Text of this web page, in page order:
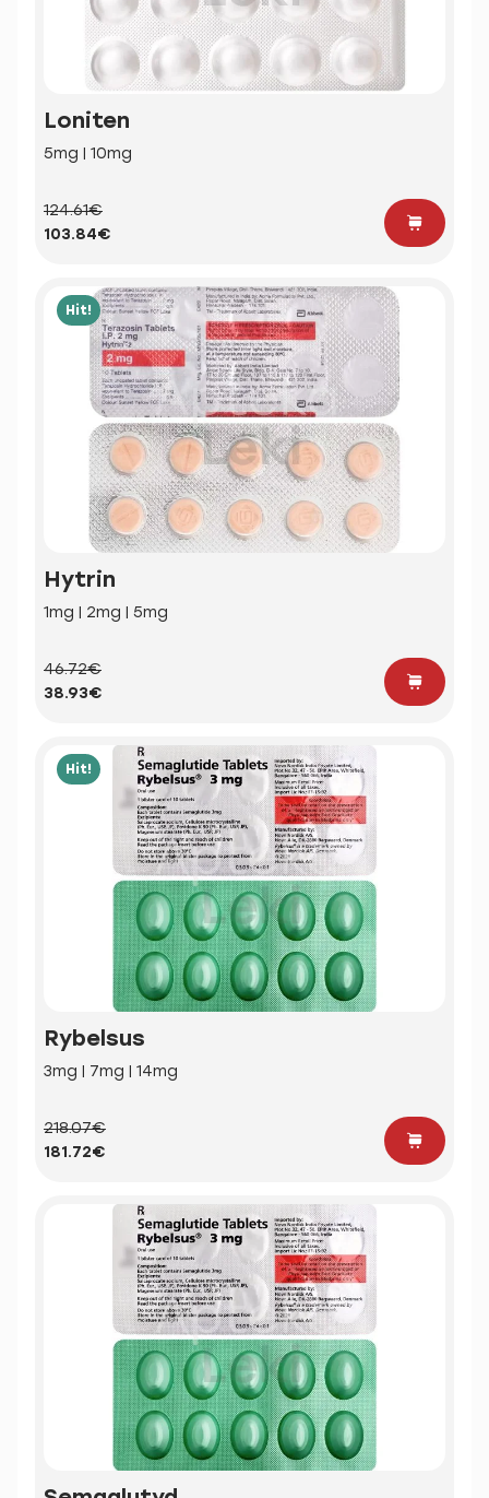
Loniten
5mg | 10mg
124.61€
103.84€
Hit!
Hytrin
1mg | 2mg | 5mg
46.72€
38.93€
Hit!
Rybelsus
3mg | 7mg | 14mg
218.07€
181.72€